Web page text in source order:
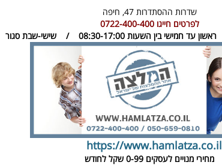
שדרות ההסתדרות 47,
חיפה
לפרטים חייגו0722-400-400
ראשון עד חמישי בין השעות 08:30-17:00 / שישי-שבת סגור
https://www.hamlatza.co.il
מחירי מנויים לעסקים 0-99 שקל לחודש